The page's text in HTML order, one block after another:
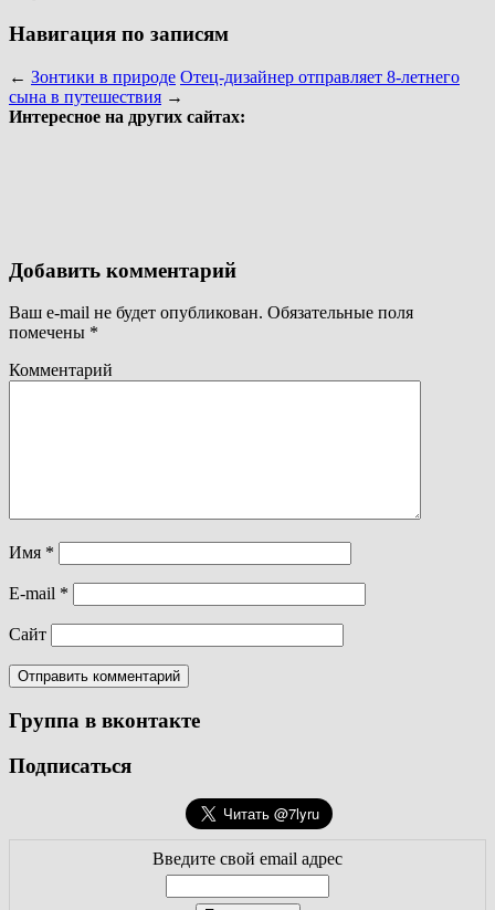
Навигация по записям
← Зонтики в природе Отец-дизайнер отправляет 8-летнего
сына в путешествия →
Интересное на других сайтах:
Добавить комментарий
Ваш e-mail не будет опубликован. Обязательные поля
помечены *
Комментарий
Имя *
E-mail *
Сайт
Группа в вконтакте
Подписаться
Введите свой email адрес